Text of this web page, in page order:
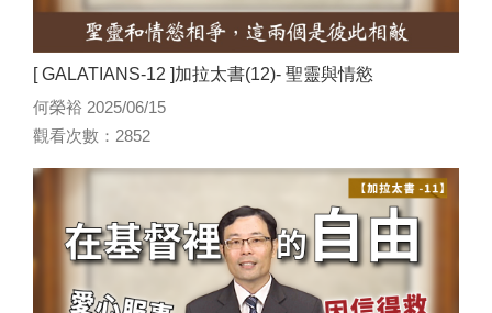
[ GALATIANS-12 ]加拉太書(12)- 聖靈與情慾
何榮裕 2025/06/15
觀看次數：2852